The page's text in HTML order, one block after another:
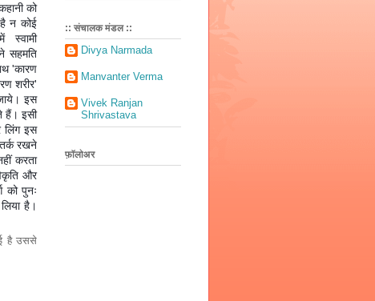
को
न कोई
स्वामी
सहमति
'कारण
शरीर'
इस
हैं। इसी
लिंग इस
रखने
करता
और
पुनः
है।
है उससे
:: संचालक मंडल ::
Divya Narmada
Manvanter Verma
Vivek Ranjan
Shrivastava
फ़ॉलोअर